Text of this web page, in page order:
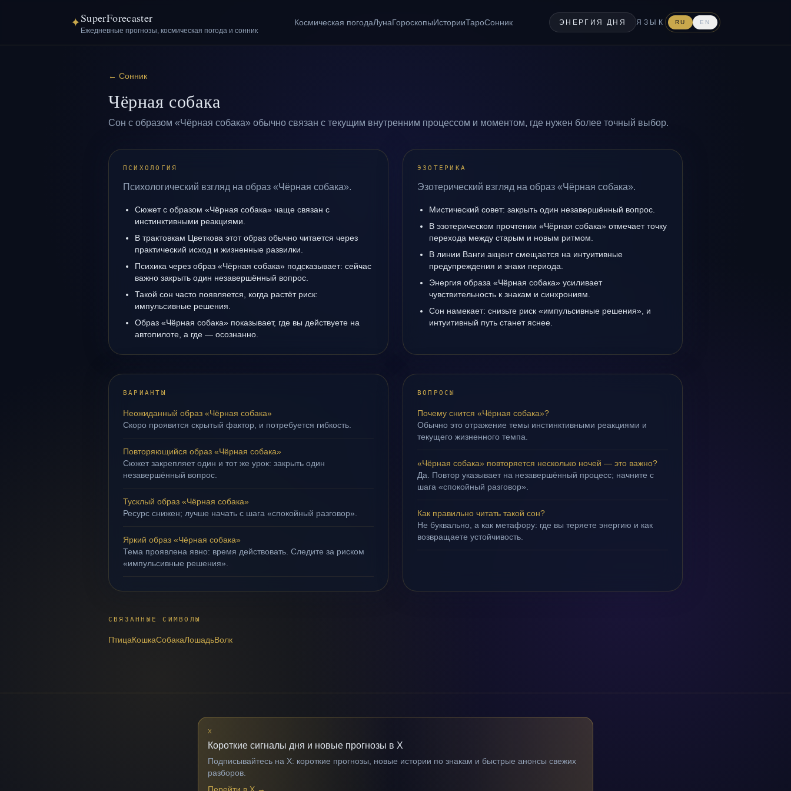
✦SuperForecaster
Ежедневные прогнозы, космическая погода и сонник
Космическая погодаЛунаГороскопыИсторииТароСонник ЭНЕРГИЯ ДНЯ ЯЗЫК RU EN
← Сонник
Чёрная собака
Сон с образом «Чёрная собака» обычно связан с текущим внутренним процессом и моментом, где нужен более точный выбор.
ПСИХОЛОГИЯ
Психологический взгляд на образ «Чёрная собака».
Сюжет с образом «Чёрная собака» чаще связан с
инстинктивными реакциями.
В трактовкам Цветкова этот образ обычно читается через
практический исход и жизненные развилки.
Психика через образ «Чёрная собака» подсказывает: сейчас
важно закрыть один незавершённый вопрос.
Такой сон часто появляется, когда растёт риск:
импульсивные решения.
Образ «Чёрная собака» показывает, где вы действуете на
автопилоте, а где — осознанно.
ЭЗОТЕРИКА
Эзотерический взгляд на образ «Чёрная собака».
Мистический совет: закрыть один незавершённый вопрос.
В эзотерическом прочтении «Чёрная собака» отмечает точку
перехода между старым и новым ритмом.
В линии Ванги акцент смещается на интуитивные
предупреждения и знаки периода.
Энергия образа «Чёрная собака» усиливает
чувствительность к знакам и синхрониям.
Сон намекает: снизьте риск «импульсивные решения», и
интуитивный путь станет яснее.
ВАРИАНТЫ
Неожиданный образ «Чёрная собака»
Скоро проявится скрытый фактор, и потребуется гибкость.
Повторяющийся образ «Чёрная собака»
Сюжет закрепляет один и тот же урок: закрыть один
незавершённый вопрос.
Тусклый образ «Чёрная собака»
Ресурс снижен; лучше начать с шага «спокойный разговор».
Яркий образ «Чёрная собака»
Тема проявлена явно: время действовать. Следите за риском
«импульсивные решения».
ВОПРОСЫ
Почему снится «Чёрная собака»?
Обычно это отражение темы инстинктивными реакциями и
текущего жизненного темпа.
«Чёрная собака» повторяется несколько ночей — это важно?
Да. Повтор указывает на незавершённый процесс; начните с
шага «спокойный разговор».
Как правильно читать такой сон?
Не буквально, а как метафору: где вы теряете энергию и как
возвращаете устойчивость.
СВЯЗАННЫЕ СИМВОЛЫ
ПтицаКошкаСобакаЛошадьВолк
X
Короткие сигналы дня и новые прогнозы в X
Подписывайтесь на X: короткие прогнозы, новые истории по знакам и быстрые анонсы свежих
разборов.